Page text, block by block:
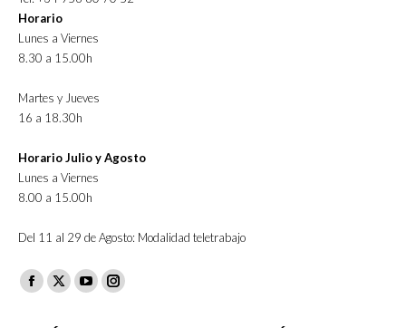
Horario
Lunes a Viernes
8.30 a 15.00h
Martes y Jueves
16 a 18.30h
Horario Julio y Agosto
Lunes a Viernes
8.00 a 15.00h
Del 11 al 29 de Agosto: Modalidad teletrabajo
Facebook
X
YouTubeInstagram